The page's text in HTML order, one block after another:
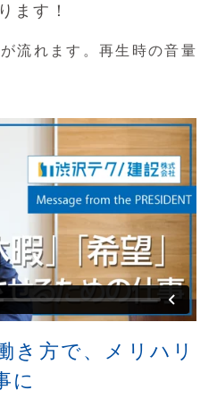
ます！
流れます。再生時の音量
き方で、メリハリ
に